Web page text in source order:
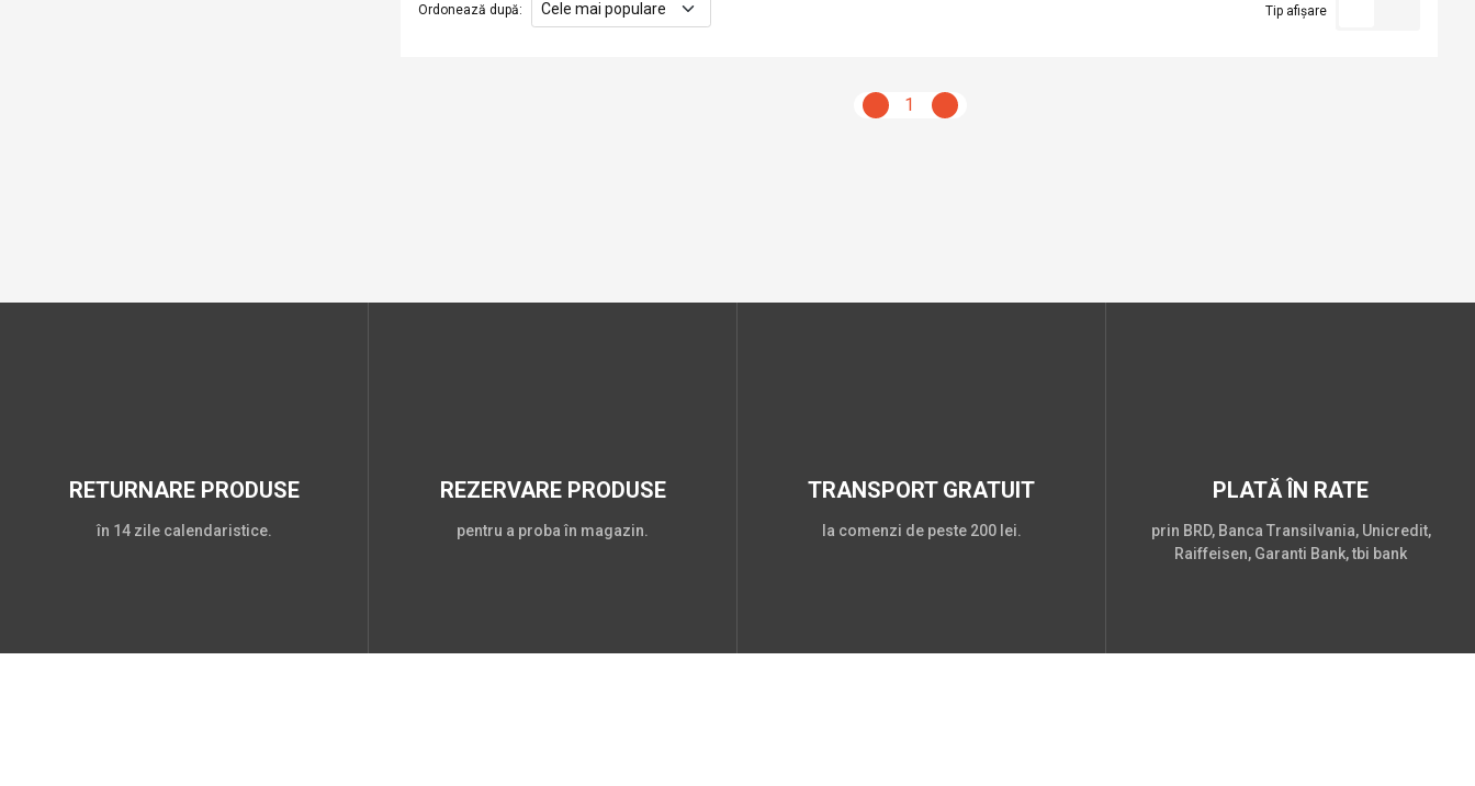
Ordonează după: Tip afișare
1
RETURNARE PRODUSE
în 14 zile calendaristice.
REZERVARE PRODUSE
pentru a proba în magazin.
TRANSPORT GRATUIT
la comenzi de peste 200 lei.
PLATĂ ÎN RATE
prin BRD, Banca Transilvania, Unicredit,
Raiffeisen, Garanti Bank, tbi bank